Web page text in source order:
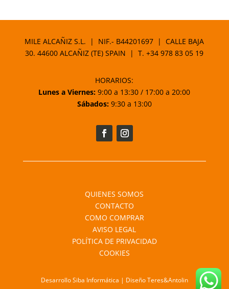
MILE ALCAÑIZ S.L. | NIF.- B44201697 | CALLE BAJA
30. 44600 ALCAÑIZ (TE) SPAIN | T.+34 978 83 05 19
HORARIOS:
Lunes a Viernes: 9:00 a 13:30 / 17:00 a 20:00
Sábados:9:30 a 13:00
QUIENES SOMOS
CONTACTO
COMO COMPRAR
AVISO LEGAL
POLÍTICA DE PRIVACIDAD
COOKIES
Desarrollo Siba Informática | Diseño Teres&Antolin